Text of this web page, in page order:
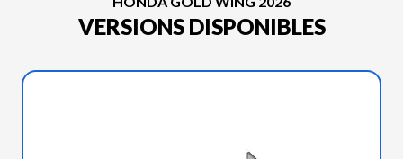
VERSIONS DISPONIBLES